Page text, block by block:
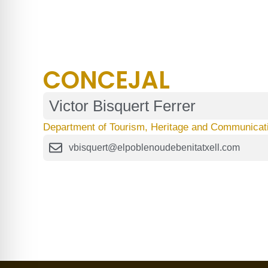
CONCEJAL
Victor Bisquert Ferrer
Department of Tourism, Heritage and
vbisquert@elpoblenoudebenitatxell.com